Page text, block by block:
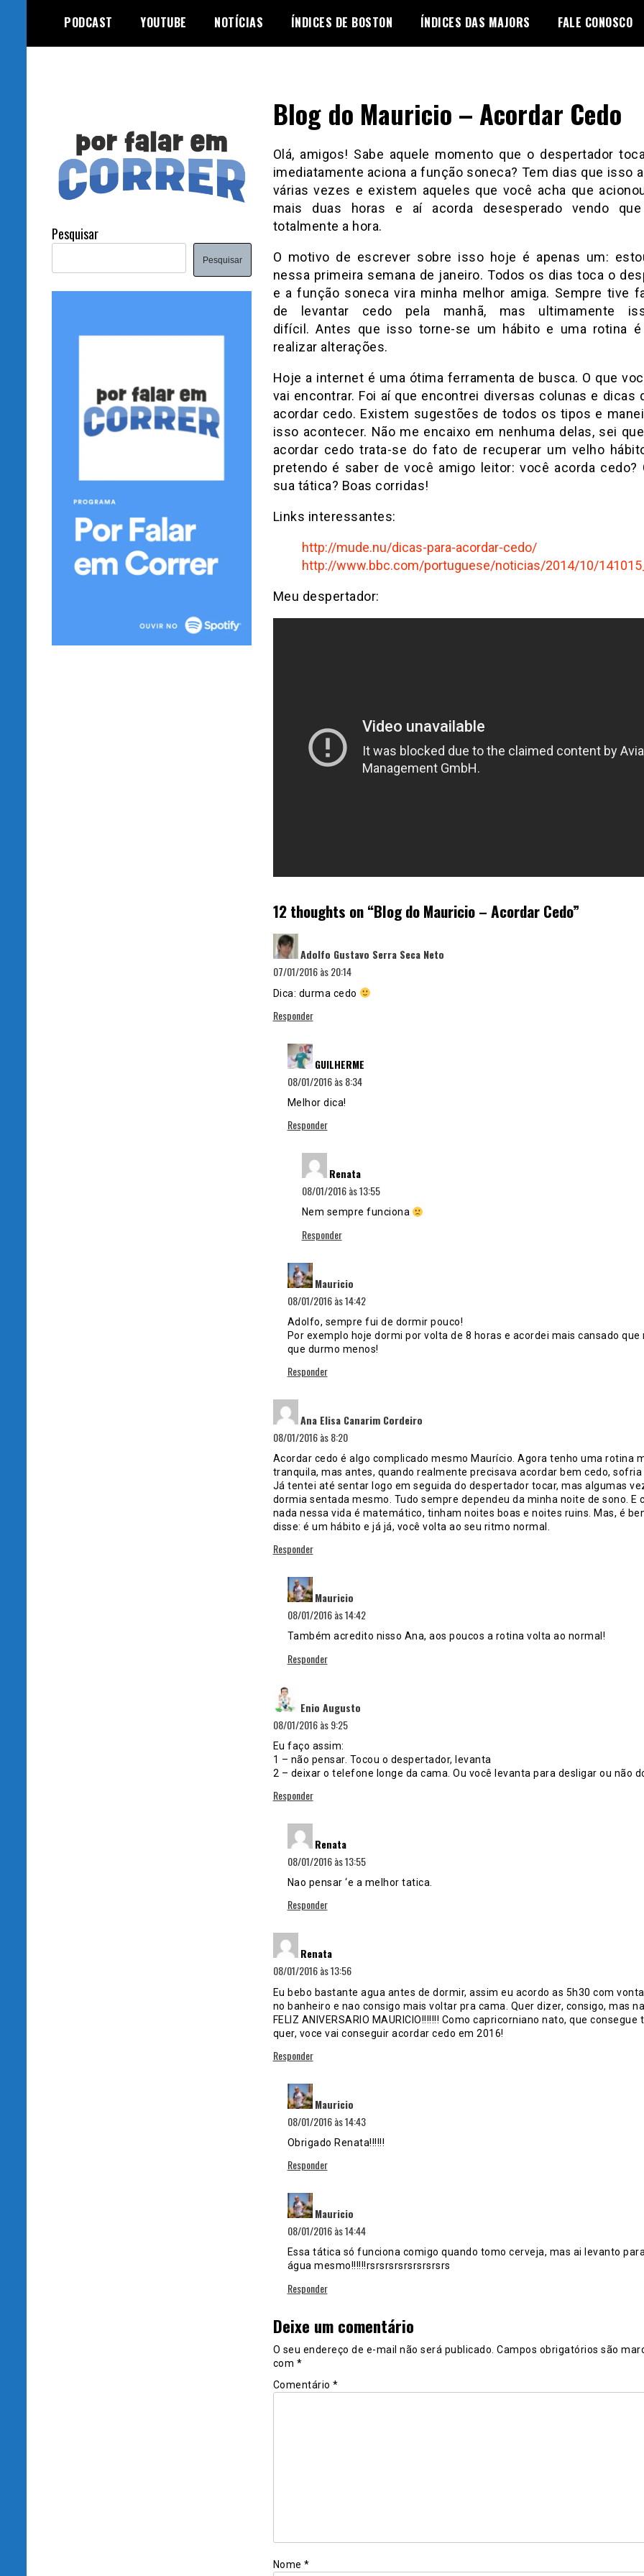
content
PODCAST YOUTUBE NOTÍCIAS ÍNDICES DE BOSTON ÍNDICES DAS MAJORS FALE CONOSCO
Blog do Mauricio – Acordar Cedo
Olá, amigos! Sabe aquele momento que o despertador
imediatamente aciona a função soneca? Tem dias que isso
várias vezes e existem aqueles que você acha que
mais duas horas e aí acorda desesperado vendo que
totalmente a hora.
O motivo de escrever sobre isso hoje é apenas um:
nessa primeira semana de janeiro. Todos os dias toca o
e a função soneca vira minha melhor amiga. Sempre tive
de levantar cedo pela manhã, mas ultimamente
difícil. Antes que isso torne-se um hábito e uma rotina
realizar alterações.
Hoje a internet é uma ótima ferramenta de busca. O que
vai encontrar. Foi aí que encontrei diversas colunas e dicas
acordar cedo. Existem sugestões de todos os tipos e
isso acontecer. Não me encaixo em nenhuma delas, sei
acordar cedo trata-se do fato de recuperar um velho
pretendo é saber de você amigo leitor: você acorda cedo?
sua tática? Boas corridas!
Links interessantes:
http://mude.nu/dicas-para-acordar-cedo/
http://www.bbc.com/portuguese/noticias/2014/10/
Meu despertador:
12 thoughts on “Blog do Mauricio – Acordar Cedo”
Adolfo Gustavo Serra Seca Neto
07/01/2016 às 20:14
Dica: durma cedo
Responder
GUILHERME
08/01/2016 às 8:34
Melhor dica!
Responder
Renata
08/01/2016 às 13:55
Nem sempre funciona
Responder
Mauricio
08/01/2016 às 14:42
Adolfo, sempre fui de dormir pouco!
Por exemplo hoje dormi por volta de 8 horas e acordei mais cansado que
que durmo menos!
Responder
Ana Elisa Canarim Cordeiro
08/01/2016 às 8:20
Acordar cedo é algo complicado mesmo Maurício. Agora tenho uma rotina
tranquila, mas antes, quando realmente precisava acordar bem cedo, sofria
Já tentei até sentar logo em seguida do despertador tocar, mas algumas
dormia sentada mesmo. Tudo sempre dependeu da minha noite de sono. E
nada nessa vida é matemático, tinham noites boas e noites ruins. Mas, é
disse: é um hábito e já já, você volta ao seu ritmo normal.
Responder
Mauricio
08/01/2016 às 14:42
Também acredito nisso Ana, aos poucos a rotina volta ao normal!
Responder
Enio Augusto
08/01/2016 às 9:25
Eu faço assim:
1 – não pensar. Tocou o despertador, levanta
2 – deixar o telefone longe da cama. Ou você levanta para desligar ou não
Responder
Renata
08/01/2016 às 13:55
Nao pensar ‘e a melhor tatica.
Responder
Renata
08/01/2016 às 13:56
Eu bebo bastante agua antes de dormir, assim eu acordo as 5h30 com
no banheiro e nao consigo mais voltar pra cama. Quer dizer, consigo, mas
FELIZ ANIVERSARIO MAURICIO!!!!!!! Como capricorniano nato, que consegue
quer, voce vai conseguir acordar cedo em 2016!
Responder
Mauricio
08/01/2016 às 14:43
Obrigado Renata!!!!!!
Responder
Mauricio
08/01/2016 às 14:44
Essa tática só funciona comigo quando tomo cerveja, mas ai levanto
água mesmo!!!!!!rsrsrsrsrsrsrsrsrs
Responder
Deixe um comentário
O seu endereço de e-mail não será publicado. Campos obrigatórios são
com *
Comentário *
Nome *
Pesquisar
Pesquisar